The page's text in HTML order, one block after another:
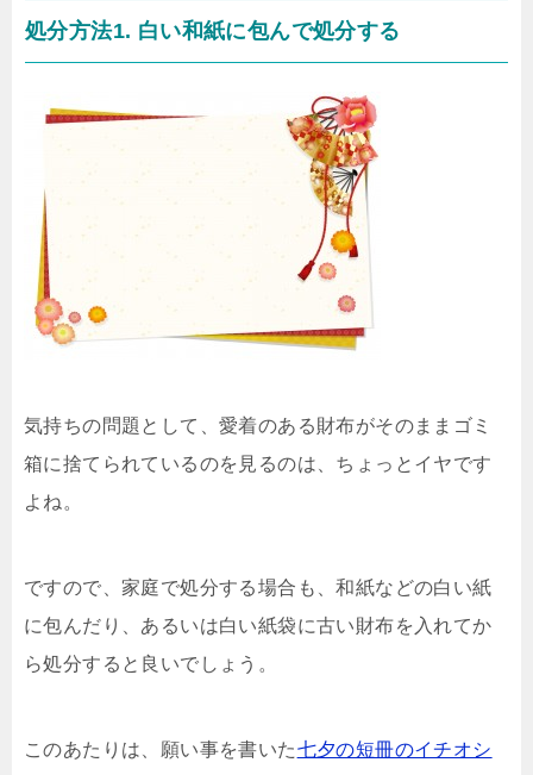
処分方法1. 白い和紙に包んで処分する
気持ちの問題として、愛着のある財布がそのままゴミ
箱に捨てられているのを見るのは、ちょっとイヤです
よね。
ですので、家庭で処分する場合も、和紙などの白い紙
に包んだり、あるいは白い紙袋に古い財布を入れてか
ら処分すると良いでしょう。
このあたりは、願い事を書いた七夕の短冊のイチオシ